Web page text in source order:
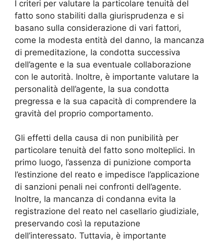
I criteri per valutare la particolare tenuità del
fatto sono stabiliti dalla giurisprudenza e si
basano sulla considerazione di vari fattori,
come la modesta entità del danno, la mancanza
di premeditazione, la condotta successiva
dell’agente e la sua eventuale collaborazione
con le autorità. Inoltre, è importante valutare la
personalità dell’agente, la sua condotta
pregressa e la sua capacità di comprendere la
gravità del proprio comportamento.
Gli effetti della causa di non punibilità per
particolare tenuità del fatto sono molteplici. In
primo luogo, l’assenza di punizione comporta
l’estinzione del reato e impedisce l’applicazione
di sanzioni penali nei confronti dell’agente.
Inoltre, la mancanza di condanna evita la
registrazione del reato nel casellario giudiziale,
preservando così la reputazione
dell’interessato. Tuttavia, è importante